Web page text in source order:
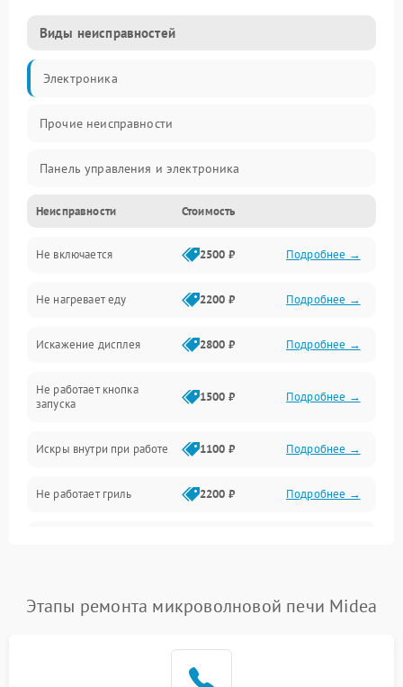
Виды неисправностей
Электроника
Прочие неисправности
Панель управления и электроника
Дверца и корпус
Механика и внутренние элементы
Механические повреждения
Питание и запуск
Нагрев и приготовление
Программное обеспечение
Неисправности Стоимость
Не включается 2500 ₽ Подробнее →
Не нагревает еду 2200 ₽ Подробнее →
Искажение дисплея 2800 ₽ Подробнее →
Не работает кнопка
запуска
1500 ₽ Подробнее →
Искры внутри при работе 1100 ₽ Подробнее →
Не работает гриль 2200 ₽ Подробнее →
Подробнее →
Этапы ремонта микроволновой печи Midea